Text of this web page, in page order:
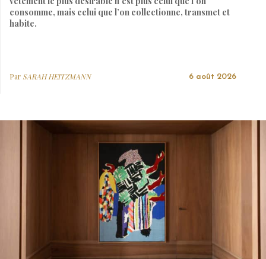
consomme, mais celui que l’on collectionne, transmet et
habite.
Par SARAH HEITZMANN 6 août 2026